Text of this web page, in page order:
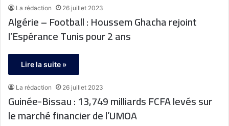
La rédaction 26 juillet 2023
Algérie – Football : Houssem Ghacha rejoint
l’Espérance Tunis pour 2 ans
Lire la suite »
La rédaction 26 juillet 2023
Guinée-Bissau : 13,749 milliards FCFA levés sur
le marché financier de l’UMOA